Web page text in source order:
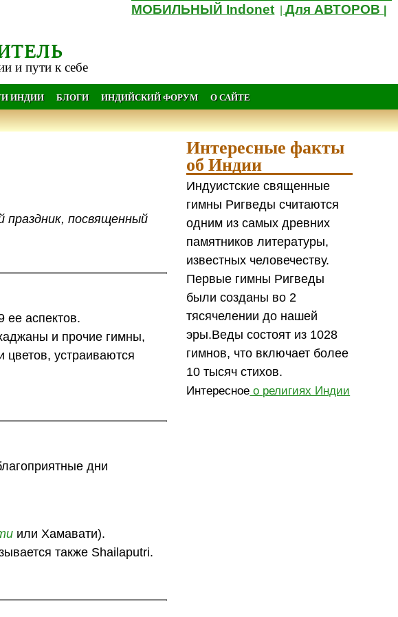
МОБИЛЬНЫЙ Indonet |Для АВТОРОВ
и пути к себе
ИНДИИ БЛОГИ ИНДИЙСКИЙ ФОРУМ О САЙТЕ
праздник, посвященный
ее аспектов.
и прочие гимны,
устраиваются
дни
или Хамавати).
также Shailaputri.
Интересные факты
об Индии
Индуистские священные
гимны Ригведы считаются
одним из самых древних
памятников литературы,
известных человечеству.
Первые гимны Ригведы
были созданы во 2
тясячелении до нашей
эры.Веды состоят из 1028
гимнов, что включает более
10 тысяч стихов.
Интересное о религиях Индии